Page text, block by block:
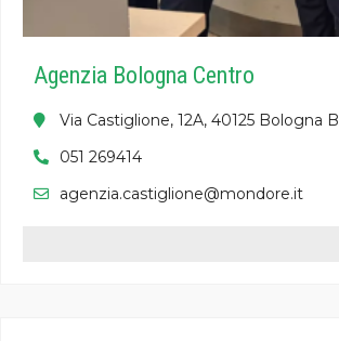
Agenzia Bologna Centro
Via Castiglione, 12A, 40125 Bologna
051 269414
agenzia.castiglione@mondore.it